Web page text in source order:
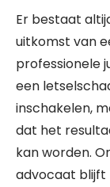
Er bestaat
uitkomst van
professionele
een
inschakelen,
dat het
kan worden.
advocaat blijft